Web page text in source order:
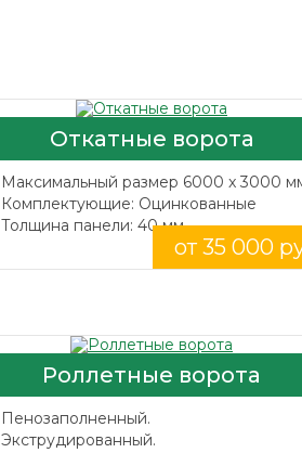
Откатные ворота
Максимальный размер 6000 x 3000
Комплектующие: Оцинкованные
Толщина панели: 40 мм.
от 35 000
Роллетные ворота
Пенозаполненный.
Экструдированный.